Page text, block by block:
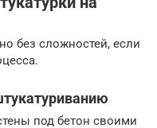
без сложностей, если
под бетон своими